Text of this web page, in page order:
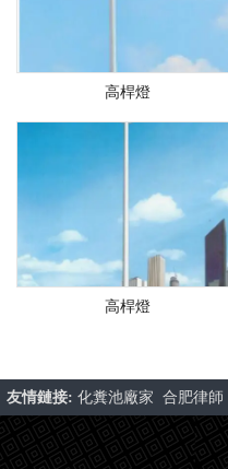
高桿燈
高桿燈
友情鏈接: 化糞池廠家 合肥律師